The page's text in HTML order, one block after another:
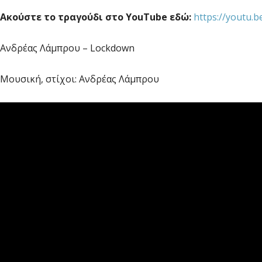
Ακούστε το τραγούδι στο YouTube εδώ: https://
Ανδρέας Λάμπρου – Lockdown
Μουσική, στίχοι: Ανδρέας Λάμπρου